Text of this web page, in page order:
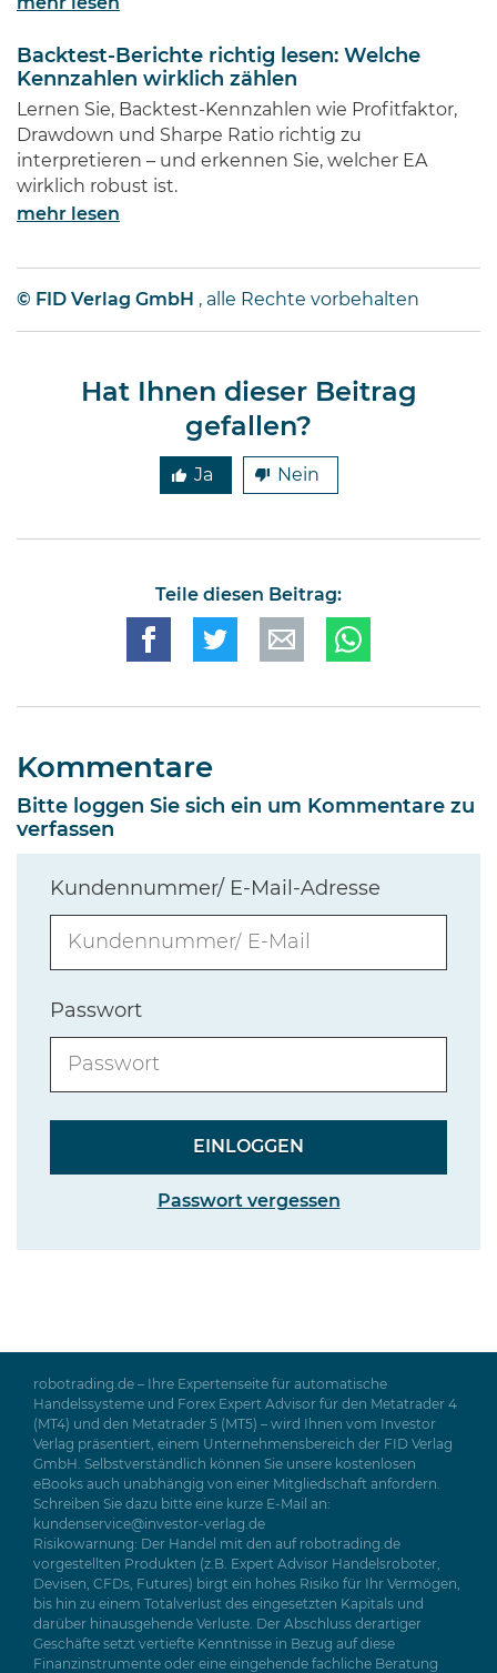
Backtest-Berichte richtig lesen: Welche
Kennzahlen wirklich zählen
Lernen Sie, Backtest-Kennzahlen wie Profitfaktor,
Drawdown und Sharpe Ratio richtig zu
interpretieren – und erkennen Sie, welcher EA
wirklich robust ist.
mehr lesen
© FID Verlag GmbH , alle Rechte vorbehalten
Hat Ihnen dieser Beitrag
gefallen?
Ja Nein
Teile diesen Beitrag:
Kommentare
Bitte loggen Sie sich ein um Kommentare zu
verfassen
Kundennummer/ E-Mail-Adresse
Passwort
Passwort vergessen
robotrading.de – Ihre Expertenseite für automatische
Handelssysteme und Forex Expert Advisor für den Metatrader 4
(MT4) und den Metatrader 5 (MT5) – wird Ihnen vom Investor
Verlag präsentiert, einem Unternehmensbereich der FID Verlag
GmbH. Selbstverständlich können Sie unsere kostenlosen
eBooks auch unabhängig von einer Mitgliedschaft anfordern.
Schreiben Sie dazu bitte eine kurze E-Mail an:
kundenservice@investor-verlag.de
Risikowarnung: Der Handel mit den auf robotrading.de
vorgestellten Produkten (z.B. Expert Advisor Handelsroboter,
Devisen, CFDs, Futures) birgt ein hohes Risiko für Ihr Vermögen,
bis hin zu einem Totalverlust des eingesetzten Kapitals und
darüber hinausgehende Verluste. Der Abschluss derartiger
Geschäfte setzt vertiefte Kenntnisse in Bezug auf diese
Finanzinstrumente oder eine eingehende fachliche Beratung